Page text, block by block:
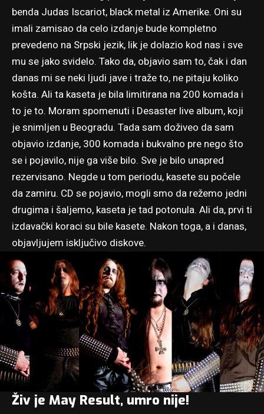
benda Judas Iscariot, black metal iz Amerike. Oni su
imali zamisao da celo izdanje bude kompletno
prevedeno na Srpski jezik, lik je dolazio kod nas i sve
mu se jako svidelo. Tako da, objavio sam to, čak i dan
danas mi se neki ljudi jave i traže to, ne pitaju koliko
košta. Ali ta kaseta je bila limitirana na 200 komada i
to je to. Moram spomenuti i Desaster live album, koji
je snimljen u Beogradu. Tada sam doživeo da sam
objavio izdanje, 300 komada i bukvalno pre nego što
se i pojavilo, nije ga više bilo. Sve je bilo unapred
rezervisano. Negde u tom periodu, kasete su počele
da zamiru. CD se pojavio, mogli smo da režemo jedni
drugima i šaljemo, kaseta je tad potonula. Ali da, prvi ti
izdavački koraci su bile kasete. Nakon toga, a i danas,
objavljujem isključivo diskove.
Živ je May Result, umro nije!